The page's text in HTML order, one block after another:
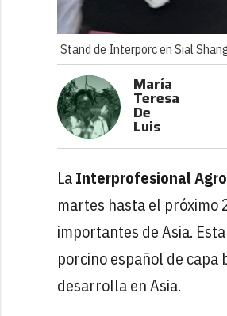
Stand de Interporc en Sial
María
Teresa
De
Luis
LaInterprofesional
martes hasta el próximo
importantes de Asia.
porcino español de
desarrolla en Asia.